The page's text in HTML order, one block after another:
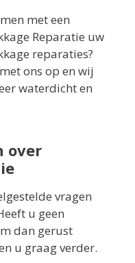
met een
Reparatie uw
reparaties?
ons op en wij
waterdicht en
over
vragen
u geen
dan gerust
u graag verder.